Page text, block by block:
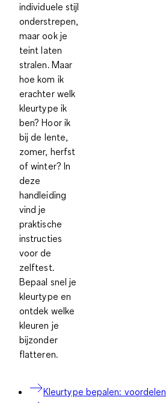
individuele stijl
onderstrepen,
maar ook je
teint laten
stralen. Maar
hoe kom ik
erachter welk
kleurtype ik
ben? Hoor ik
bij de lente,
zomer, herfst
of winter? In
deze
handleiding
vind je
praktische
instructies
voor de
zelftest.
Bepaal snel je
kleurtype en
ontdek welke
kleuren je
bijzonder
flatteren.
Kleurtype bepalen: voordelen